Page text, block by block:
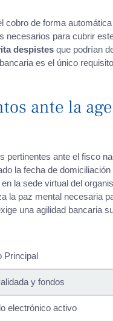
cobro de forma
necesarios para cubrir
despistes que podrían
bancaria es el único
ante la
pertinentes ante el fisco
la fecha de domiciliación
la sede virtual del
la paz mental necesaria
una agilidad bancaria
Principal
y fondos
electrónico activo